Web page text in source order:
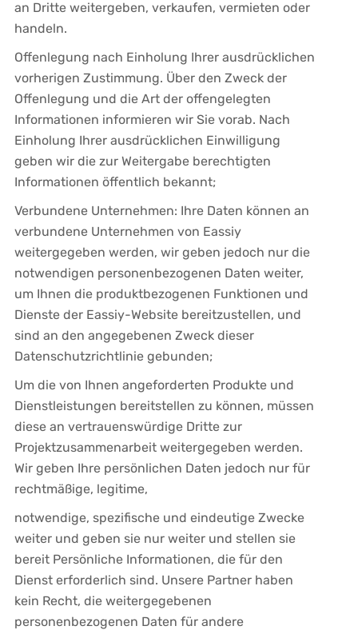
an Dritte weitergeben, verkaufen, vermieten oder
handeln.
Offenlegung nach Einholung Ihrer ausdrücklichen
vorherigen Zustimmung. Über den Zweck der
Offenlegung und die Art der offengelegten
Informationen informieren wir Sie vorab. Nach
Einholung Ihrer ausdrücklichen Einwilligung
geben wir die zur Weitergabe berechtigten
Informationen öffentlich bekannt;
Verbundene Unternehmen: Ihre Daten können an
verbundene Unternehmen von Eassiy
weitergegeben werden, wir geben jedoch nur die
notwendigen personenbezogenen Daten weiter,
um Ihnen die produktbezogenen Funktionen und
Dienste der Eassiy-Website bereitzustellen, und
sind an den angegebenen Zweck dieser
Datenschutzrichtlinie gebunden;
Um die von Ihnen angeforderten Produkte und
Dienstleistungen bereitstellen zu können, müssen
diese an vertrauenswürdige Dritte zur
Projektzusammenarbeit weitergegeben werden.
Wir geben Ihre persönlichen Daten jedoch nur für
rechtmäßige, legitime,
notwendige, spezifische und eindeutige Zwecke
weiter und geben sie nur weiter und stellen sie
bereit Persönliche Informationen, die für den
Dienst erforderlich sind. Unsere Partner haben
kein Recht, die weitergegebenen
personenbezogenen Daten für andere